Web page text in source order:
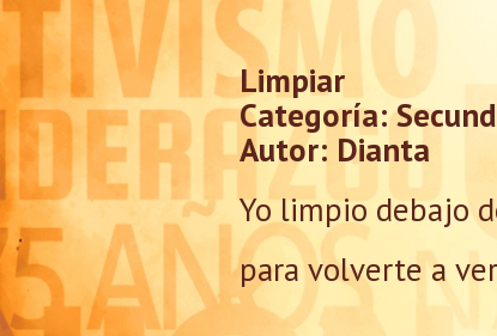
Limpiar
Categoría:
Autor: Dianta
Yo limpio debajo
para volverte a ver